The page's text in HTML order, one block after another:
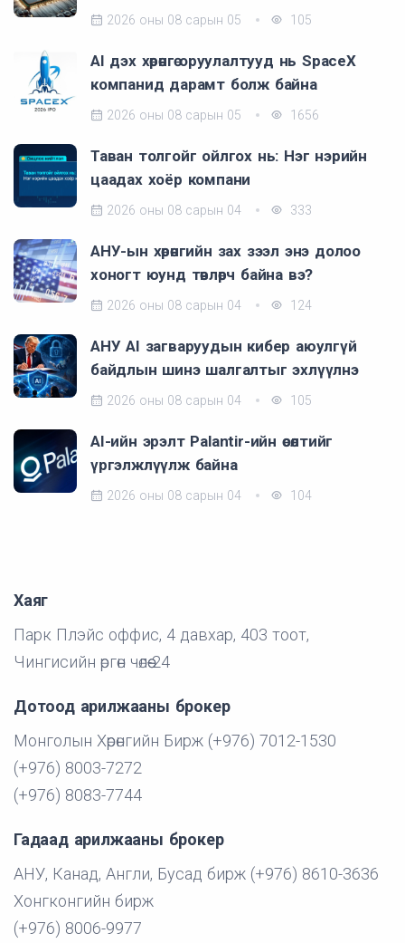
2026 оны 08 сарын 05 105
AI дэх хөрөнгө оруулалтууд нь SpaceX
компанид дарамт болж байна
2026 оны 08 сарын 05 1656
Таван толгойг ойлгох нь: Нэг нэрийн
цаадах хоёр компани
2026 оны 08 сарын 04 333
АНУ-ын хөрөнгийн зах зээл энэ долоо
хоногт юунд төвлөрч байна вэ?
2026 оны 08 сарын 04 124
АНУ AI загваруудын кибер аюулгүй
байдлын шинэ шалгалтыг эхлүүлнэ
2026 оны 08 сарын 04 105
AI-ийн эрэлт Palantir-ийн өсөлтийг
үргэлжлүүлж байна
2026 оны 08 сарын 04 104
Хаяг
Парк Плэйс оффис, 4 давхар, 403 тоот,
Чингисийн өргөн чөлөө-24
Дотоод арилжааны брокер
Монголын Хөрөнгийн Бирж (+976) 7012-1530
(+976) 8003-7272
(+976) 8083-7744
Гадаад арилжааны брокер
АНУ, Канад, Англи, Бусад бирж (+976) 8610-3636
Хонгконгийн бирж
(+976) 8006-9977